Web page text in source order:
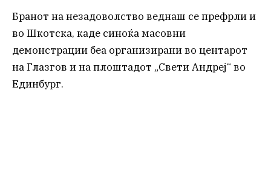
Бранот на незадоволство веднаш се префрли и
во Шкотска, каде синоќа масовни
демонстрации беа организирани во центарот
на Глазгов и на плоштадот „Свети Андреј“ во
Единбург.